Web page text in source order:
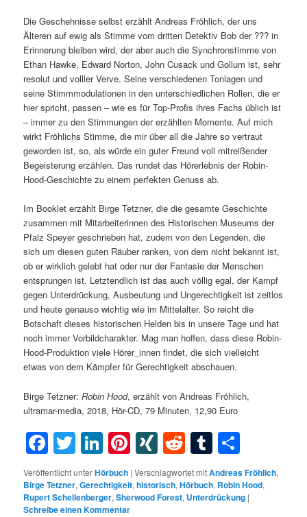
Die Geschehnisse selbst erzählt Andreas Fröhlich, der uns
Älteren auf ewig als Stimme vom dritten Detektiv Bob der ??? in
Erinnerung bleiben wird, der aber auch die Synchronstimme von
Ethan Hawke, Edward Norton, John Cusack und Gollum ist, sehr
resolut und volller Verve. Seine verschiedenen Tonlagen und
seine Stimmmodulationen in den unterschiedlichen Rollen, die er
hier spricht, passen – wie es für Top-Profis ihres Fachs üblich ist
– immer zu den Stimmungen der erzählten Momente. Auf mich
wirkt Fröhlichs Stimme, die mir über all die Jahre so vertraut
geworden ist, so, als würde ein guter Freund voll mitreißender
Begeisterung erzählen. Das rundet das Hörerlebnis der Robin-
Hood-Geschichte zu einem perfekten Genuss ab.
Im Booklet erzählt Birge Tetzner, die die gesamte Geschichte
zusammen mit Mitarbeiterinnen des Historischen Museums der
Pfalz Speyer geschrieben hat, zudem von den Legenden, die
sich um diesen guten Räuber ranken, von dem nicht bekannt ist,
ob er wirklich gelebt hat oder nur der Fantasie der Menschen
entsprungen ist. Letztendlich ist das auch völlig egal, der Kampf
gegen Unterdrückung, Ausbeutung und Ungerechtigkeit ist zeitlos
und heute genauso wichtig wie im Mittelalter. So reicht die
Botschaft dieses historischen Helden bis in unsere Tage und hat
noch immer Vorbildcharakter. Mag man hoffen, dass diese Robin-
Hood-Produktion viele Hörer_innen findet, die sich vielleicht
etwas von dem Kämpfer für Gerechtigkeit abschauen.
Birge Tetzner:Robin Hood, erzählt von Andreas Fröhlich,
ultramar-media, 2018, Hör-CD, 79 Minuten, 12,90 Euro
Facebook
Twitter
LinkedIn
Pinterest
XINGRedditTumblr
Veröffentlicht unterHörbuch |Verschlagwortet mitAndreas Fröhlich,
Birge Tetzner,Gerechtigkeit,historisch,Hörbuch, Robin Hood,
Rupert Schellenberger,Sherwood Forest, Unterdrückung |
Schreibe einen Kommentar